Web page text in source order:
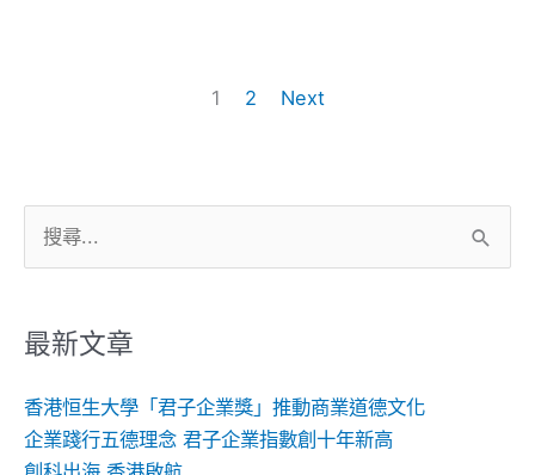
1 2 Next
尋
鍵
最新文章
香港恒生大學「君子企業獎」推動商業道德文化
企業踐行五德理念 君子企業指數創十年新高